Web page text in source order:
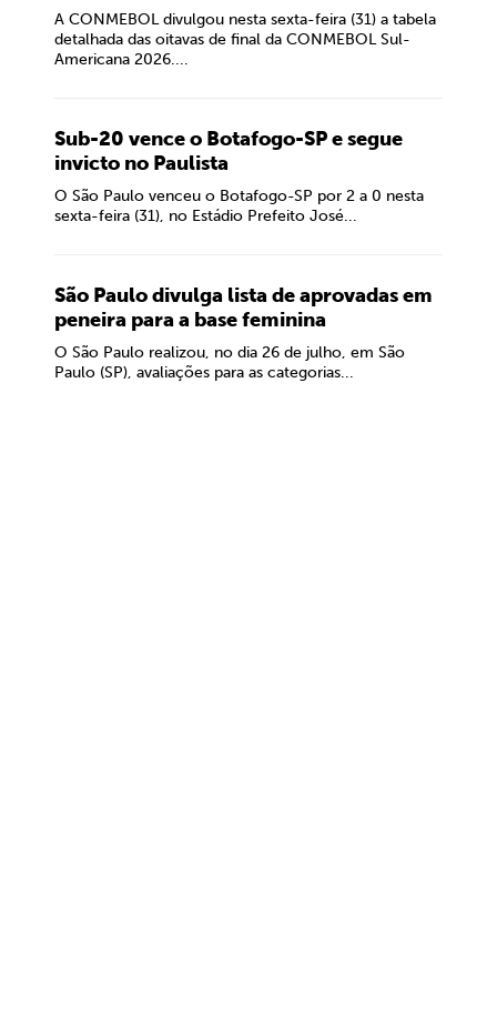
A CONMEBOL divulgou nesta sexta-feira (31) a tabela
detalhada das oitavas de final da CONMEBOL Sul-
Americana 2026....
Sub-20 vence o Botafogo-SP e segue
invicto no Paulista
O São Paulo venceu o Botafogo-SP por 2 a 0 nesta
sexta-feira (31), no Estádio Prefeito José...
São Paulo divulga lista de aprovadas em
peneira para a base feminina
O São Paulo realizou, no dia 26 de julho, em São
Paulo (SP), avaliações para as categorias...